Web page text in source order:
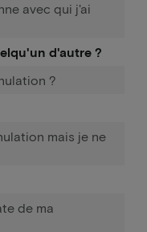
avec qui j'ai
d'autre ?
?
mais je ne
de ma